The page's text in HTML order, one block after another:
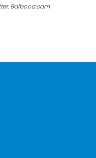
Balbooa.com